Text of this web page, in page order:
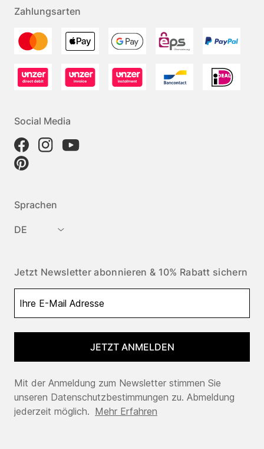
Zahlungsarten
Social Media
Sprachen
DE
Jetzt Newsletter abonnieren & 10% Rabatt sichern
JETZT ANMELDEN
Mit der Anmeldung zum Newsletter stimmen Sie
unseren Datenschutzbestimmungen zu. Abmeldung
jederzeit möglich. Mehr Erfahren